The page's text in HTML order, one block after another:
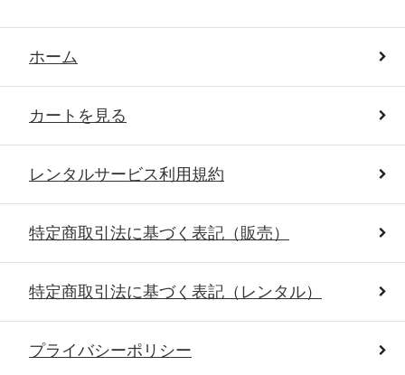
ホーム
カートを見る
レンタルサービス利用規約
特定商取引法に基づく表記（販売）
特定商取引法に基づく表記（レンタル）
プライバシーポリシー